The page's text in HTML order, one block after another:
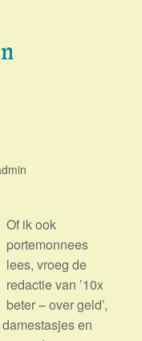
Of ik ook
portemonnees
lees, vroeg de
redactie van ’10x
beter – over geld’,
en